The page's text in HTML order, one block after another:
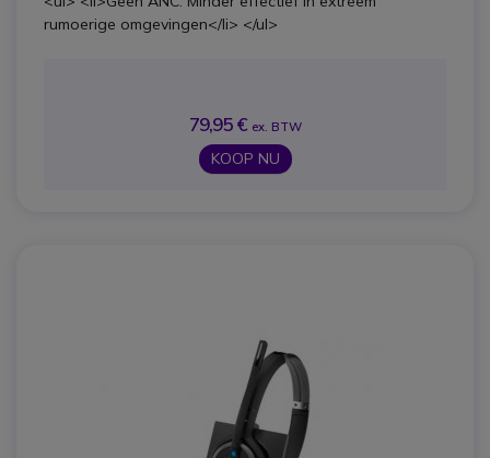
rumoerige omgevingen</li> </ul>
79,95 € ex. BTW
KOOP NU